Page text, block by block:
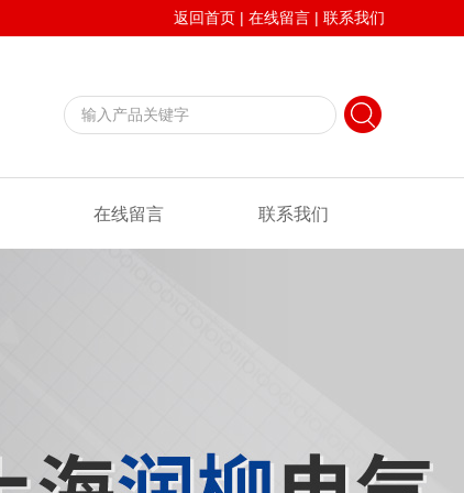
返回首页 | 在线留言 | 联系我们
在线留言 联系我们